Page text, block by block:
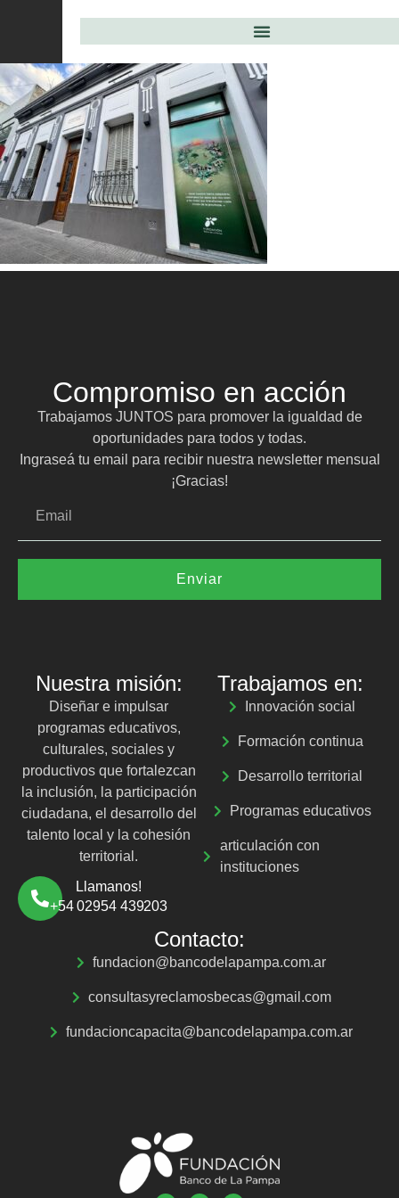
Compromiso en acción
Trabajamos JUNTOS para promover la igualdad de
oportunidades para todos y todas.
Ingraseá tu email para recibir nuestra newsletter mensual
¡Gracias!
Enviar
Nuestra misión:
Diseñar e impulsar
programas educativos,
culturales, sociales y
productivos que fortalezcan
la inclusión, la participación
ciudadana, el desarrollo del
talento local y la cohesión
territorial.
Llamanos!
+54 02954 439203
Trabajamos en:
Innovación social
Formación continua
Desarrollo territorial
Programas educativos
articulación con
instituciones
Contacto:
fundacion@bancodelapampa.com.ar
consultasyreclamosbecas@gmail.com
fundacioncapacita@bancodelapampa.com.ar